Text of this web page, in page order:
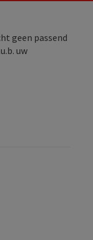
geen passend
uw